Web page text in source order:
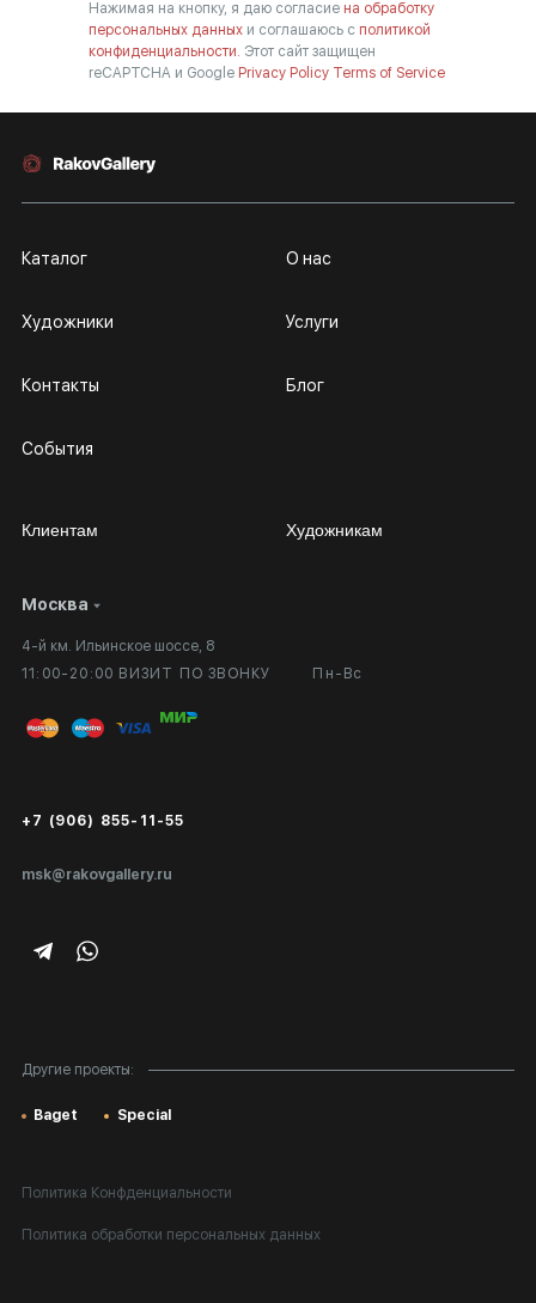
Нажимая на кнопку, я даю согласие на обработку
персональных данных и соглашаюсь с политикой
конфиденциальности. Этот сайт защищен
reCAPTCHA и Google Privacy Policy Terms of Service
Москва
4-й км. Ильинское шоссе, 8
11:00-20:00 ВИЗИТ ПО ЗВОНКУ
Пн-Вс
msk@rakovgallery.ru
+7 (906) 855-11-55
Каталог
Художники
Контакты
События
О нас
Услуги
Блог
Другие проекты:
Baget Special
Клиентам
Личный кабинет
Вопросы и ответы
Публичная оферта
Экспертиза/Вывоз за границу
Подарочные сертификаты
Художникам
Сотрудничество
Выставка в галерее
Политика Конфденциальности
Политика обработки персональных данных